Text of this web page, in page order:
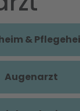
&
Augenarzt